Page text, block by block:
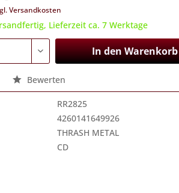
Versandkosten
Lieferzeit ca. 7 Werktage
In denWarenkorb
Bewerten
RR2825
4260141649926
THRASH METAL
CD